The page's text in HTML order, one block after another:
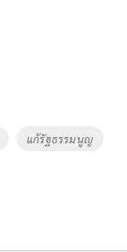
แก้รัฐธรรมนูญ